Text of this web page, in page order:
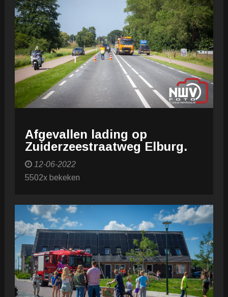
Afgevallen lading op
Zuiderzeestraatweg Elburg.
12-06-2022
5502x bekeken